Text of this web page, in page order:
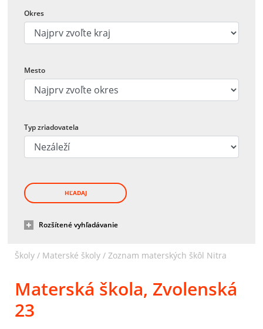
Okres
Mesto
Typ zriadovatela
HĽADAJ
Rozšítené vyhľadávanie
Školy / Materské školy / Zoznam materských škôl Nitra
Materská škola, Zvolenská
23